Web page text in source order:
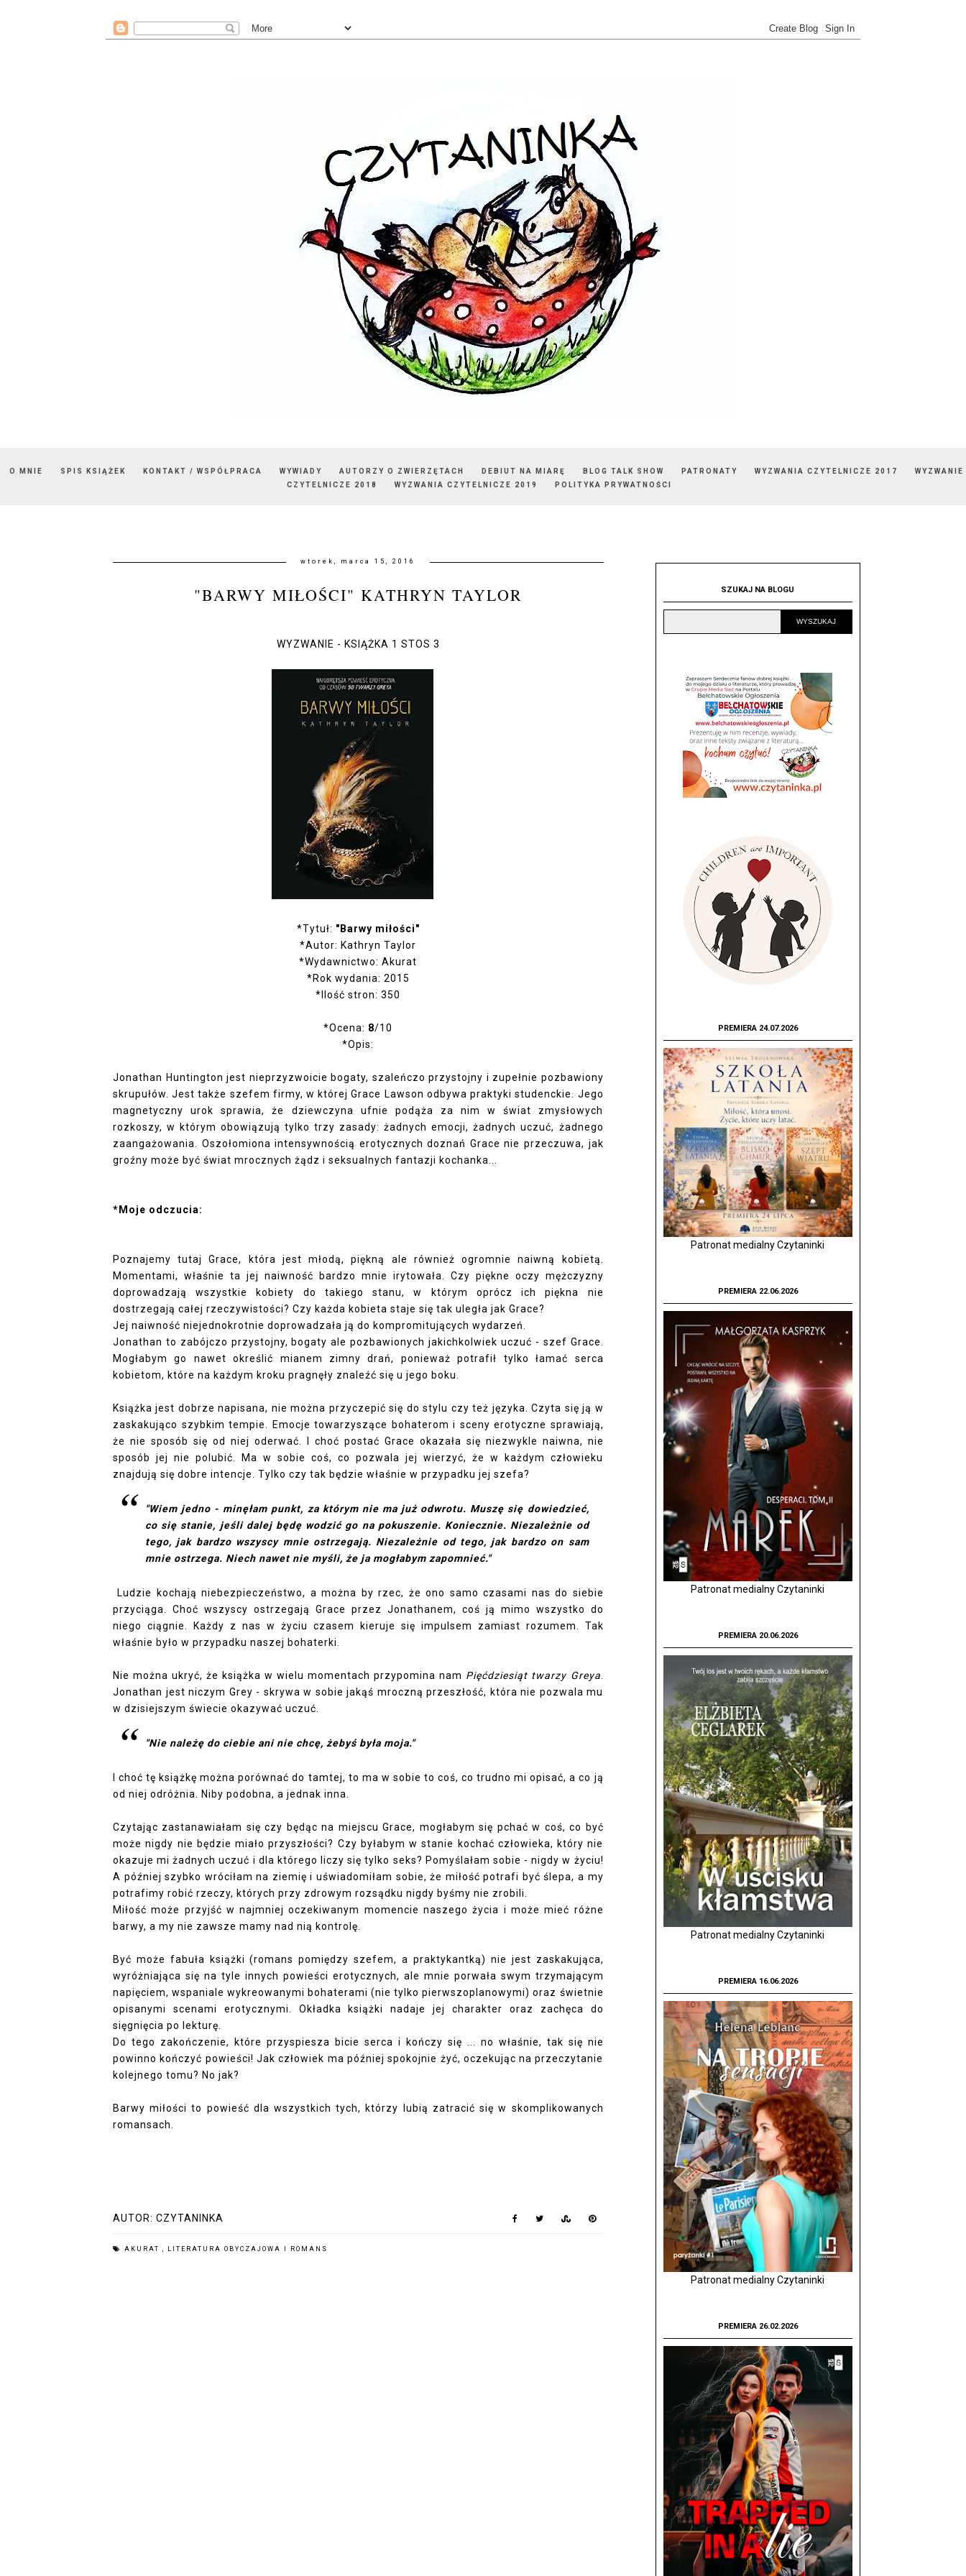
O MNIE SPIS KSIĄŻEK KONTAKT / WSPÓŁPRACA WYWIADY AUTORZY O ZWIERZĘTACH DEBIUT NA MIARĘ BLOG TALK SHOW PATRONATY WYZWANIA CZYTELNICZE 2017
WYZWANIE
CZYTELNICZE 2018
WYZWANIA CZYTELNICZE 2019 POLITYKA PRYWATNOŚCI
wtorek, marca 15, 2016
"BARWY MIŁOŚCI" KATHRYN TAYLOR
WYZWANIE - KSIĄŻKA 1 STOS 3
*Tytuł: "Barwy miłości"
*Autor: Kathryn Taylor
*Wydawnictwo: Akurat
*Rok wydania: 2015
*Ilość stron: 350
*Ocena: 8/10
*Opis:
Jonathan Huntington jest nieprzyzwoicie bogaty, szaleńczo przystojny i zupełnie pozbawiony
skrupułów. Jest także szefem firmy, w której Grace Lawson odbywa praktyki studenckie. Jego
magnetyczny urok sprawia, że dziewczyna ufnie podąża za nim w świat zmysłowych
rozkoszy, w którym obowiązują tylko trzy zasady: żadnych emocji, żadnych uczuć, żadnego
zaangażowania. Oszołomiona intensywnością erotycznych doznań Grace nie przeczuwa, jak
groźny może być świat mrocznych żądz i seksualnych fantazji kochanka...
*Moje odczucia:
Poznajemy tutaj Grace, która jest młodą, piękną ale również ogromnie naiwną kobietą.
Momentami, właśnie ta jej naiwność bardzo mnie irytowała. Czy piękne oczy mężczyzny
doprowadzają wszystkie kobiety do takiego stanu, w którym oprócz ich piękna nie
dostrzegają całej rzeczywistości? Czy każda kobieta staje się tak uległa jak Grace?
Jej naiwność niejednokrotnie doprowadzała ją do kompromitujących wydarzeń.
Jonathan to zabójczo przystojny, bogaty ale pozbawionych jakichkolwiek uczuć - szef Grace.
Mogłabym go nawet określić mianem zimny drań, ponieważ potrafił tylko łamać serca
kobietom, które na każdym kroku pragnęły znaleźć się u jego boku.
Książka jest dobrze napisana, nie można przyczepić się do stylu czy też języka. Czyta się ją w
zaskakująco szybkim tempie. Emocje towarzyszące bohaterom i sceny erotyczne sprawiają,
że nie sposób się od niej oderwać. I choć postać Grace okazała się niezwykle naiwna, nie
sposób jej nie polubić. Ma w sobie coś, co pozwala jej wierzyć, że w każdym człowieku
znajdują się dobre intencje. Tylko czy tak będzie właśnie w przypadku jej szefa?
"Wiem jedno - minęłam punkt, za którym nie ma już odwrotu. Muszę się dowiedzieć,
co się stanie, jeśli dalej będę wodzić go na pokuszenie. Koniecznie. Niezależnie od
tego, jak bardzo wszyscy mnie ostrzegają. Niezależnie od tego, jak bardzo on sam
mnie ostrzega. Niech nawet nie myśli, że ja mogłabym zapomnieć."
Ludzie kochają niebezpieczeństwo, a można by rzec, że ono samo czasami nas do siebie
przyciąga. Choć wszyscy ostrzegają Grace przez Jonathanem, coś ją mimo wszystko do
niego ciągnie. Każdy z nas w życiu czasem kieruje się impulsem zamiast rozumem. Tak
właśnie było w przypadku naszej bohaterki.
Nie można ukryć, że książka w wielu momentach przypomina nam Pięćdziesiąt twarzy Greya
Jonathan jest niczym Grey - skrywa w sobie jakąś mroczną przeszłość, która nie pozwala mu
w dzisiejszym świecie okazywać uczuć.
"Nie należę do ciebie ani nie chcę, żebyś była moja."
I choć tę książkę można porównać do tamtej, to ma w sobie to coś, co trudno mi opisać, a co ją
od niej odróżnia. Niby podobna, a jednak inna.
Czytając zastanawiałam się czy będąc na miejscu Grace, mogłabym się pchać w coś, co być
może nigdy nie będzie miało przyszłości? Czy byłabym w stanie kochać człowieka, który nie
okazuje mi żadnych uczuć i dla którego liczy się tylko seks? Pomyślałam sobie - nigdy w życiu!
A później szybko wróciłam na ziemię i uświadomiłam sobie, że miłość potrafi być ślepa, a my
potrafimy robić rzeczy, których przy zdrowym rozsądku nigdy byśmy nie zrobili.
Miłość może przyjść w najmniej oczekiwanym momencie naszego życia i może mieć różne
barwy, a my nie zawsze mamy nad nią kontrolę.
Być może fabuła książki (romans pomiędzy szefem, a praktykantką) nie jest zaskakująca,
wyróżniająca się na tyle innych powieści erotycznych, ale mnie porwała swym trzymającym
napięciem, wspaniale wykreowanymi bohaterami (nie tylko pierwszoplanowymi) oraz świetnie
opisanymi scenami erotycznymi. Okładka książki nadaje jej charakter oraz zachęca do
sięgnięcia po lekturę.
Do tego zakończenie, które przyspiesza bicie serca i kończy się ... no właśnie, tak się nie
powinno kończyć powieści! Jak człowiek ma później spokojnie żyć, oczekując na przeczytanie
kolejnego tomu? No jak?
Barwy miłości to powieść dla wszystkich tych, którzy lubią zatracić się w skomplikowanych
romansach.
AUTOR: CZYTANINKA
AKURAT , LITERATURA OBYCZAJOWA I ROMANS
SZUKAJ NA BLOGU
PREMIERA 24.07.2026
Patronat medialny Czytaninki
PREMIERA 22.06.2026
Patronat medialny Czytaninki
PREMIERA 20.06.2026
Patronat medialny Czytaninki
PREMIERA 16.06.2026
Patronat medialny Czytaninki
PREMIERA 26.02.2026